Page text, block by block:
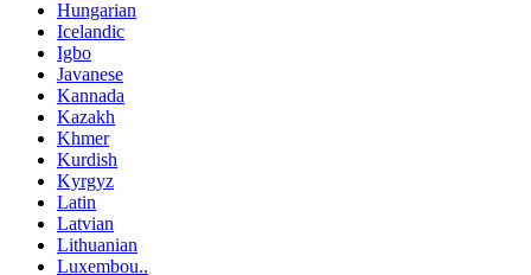
Hungarian
Icelandic
Igbo
Javanese
Kannada
Kazakh
Khmer
Kurdish
Kyrgyz
Latin
Latvian
Lithuanian
Luxembou..